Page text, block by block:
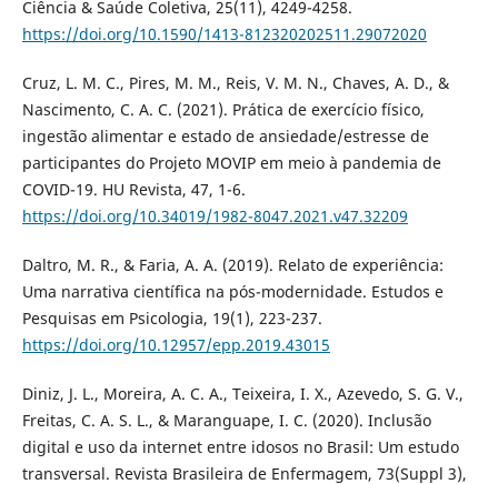
Ciência & Saúde Coletiva, 25(11), 4249-4258.
https://doi.org/10.1590/1413-812320202511.29072020
Cruz, L. M. C., Pires, M. M., Reis, V. M. N., Chaves, A. D., &
Nascimento, C. A. C. (2021). Prática de exercício físico,
ingestão alimentar e estado de ansiedade/estresse de
participantes do Projeto MOVIP em meio à pandemia de
COVID-19. HU Revista, 47, 1-6.
https://doi.org/10.34019/1982-8047.2021.v47.32209
Daltro, M. R., & Faria, A. A. (2019). Relato de experiência:
Uma narrativa científica na pós-modernidade. Estudos e
Pesquisas em Psicologia, 19(1), 223-237.
https://doi.org/10.12957/epp.2019.43015
Diniz, J. L., Moreira, A. C. A., Teixeira, I. X., Azevedo, S. G. V.,
Freitas, C. A. S. L., & Maranguape, I. C. (2020). Inclusão
digital e uso da internet entre idosos no Brasil: Um estudo
transversal. Revista Brasileira de Enfermagem, 73(Suppl 3),